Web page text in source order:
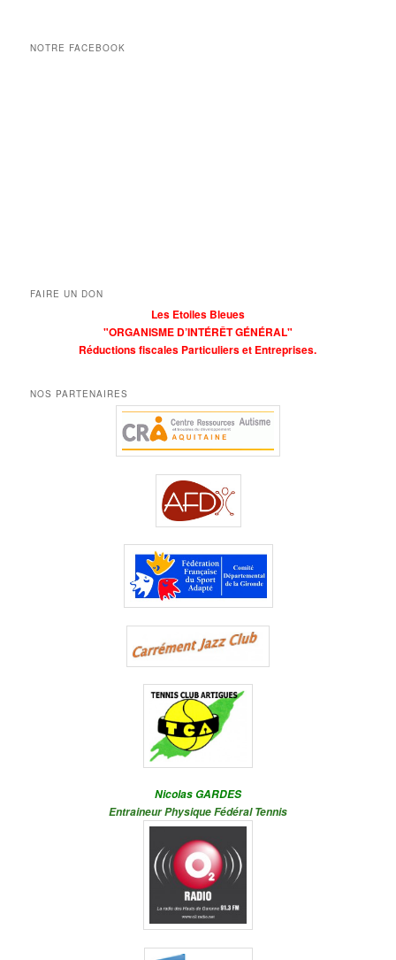
NOTRE FACEBOOK
FAIRE UN DON
Les Etoiles Bleues
"ORGANISME D’INTÉRÊT GÉNÉRAL"
Réductions fiscales Particuliers et Entreprises.
NOS PARTENAIRES
Nicolas GARDES
Entraineur Physique Fédéral Tennis